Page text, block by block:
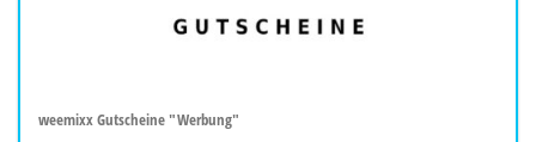
weemixx Gutscheine "Werbung"